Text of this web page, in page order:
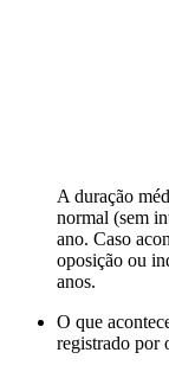
A duração
normal (sem
ano. Caso
oposição ou
anos.
O que
registrado por